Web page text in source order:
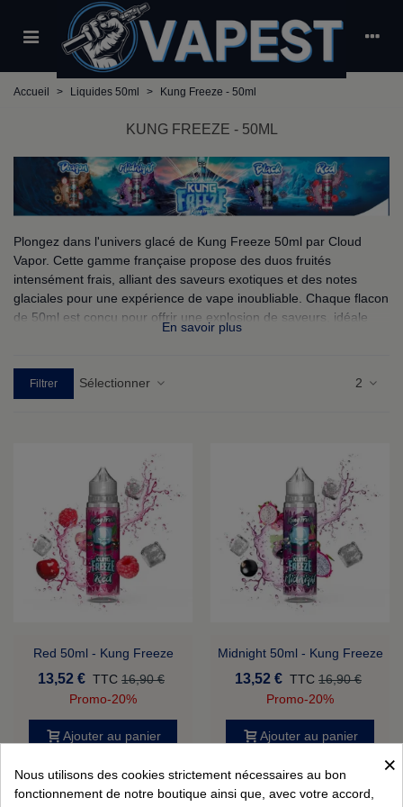
Accueil > Liquides 50ml > Kung Freeze - 50ml
KUNG FREEZE - 50ML
Plongez dans l'univers glacé de Kung Freeze 50ml par Cloud
Vapor. Cette gamme française propose des duos fruités
intensément frais, alliant des saveurs exotiques et des notes
glaciales pour une expérience de vape inoubliable. Chaque flacon
de 50ml est conçu pour offrir une explosion de saveurs, idéale
pour les amateurs de sensations fortes.
En savoir plus
Filtrer Sélectionner 2
Red 50ml - Kung Freeze
13,52 € TTC 16,90 €
Promo-20%
Ajouter au panier
Midnight 50ml - Kung Freeze
13,52 € TTC 16,90 €
Promo-20%
Ajouter au panier
Affichage1-2 de 2 article(s)
×
Nous utilisons des cookies strictement nécessaires au bon
fonctionnement de notre boutique ainsi que, avec votre accord,